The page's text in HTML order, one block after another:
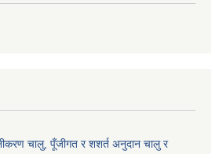
चालु, पूँजीगत र शशर्त अनुदान चालु र